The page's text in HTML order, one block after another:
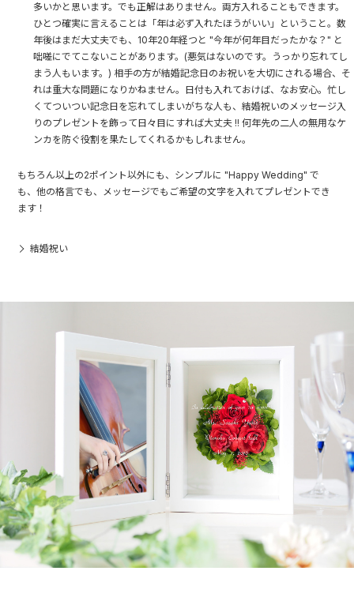
多いかと思います。でも正解はありません。両方入れることもできます。
ひとつ確実に言えることは「年は必ず入れたほうがいい」ということ。数
年後はまだ大丈夫でも、10年20年経つと "今年が何年目だったかな？" と
咄嗟にでてこないことがあります。(悪気はないのです。うっかり忘れてし
まう人もいます。) 相手の方が結婚記念日のお祝いを大切にされる場合、そ
れは重大な問題になりかねません。日付も入れておけば、なお安心。忙し
くてついつい記念日を忘れてしまいがちな人も、結婚祝いのメッセージ入
りのプレゼントを飾って日々目にすれば大丈夫 !! 何年先の二人の無用なケ
ンカを防ぐ役割を果たしてくれるかもしれません。
もちろん以上の2ポイント以外にも、シンプルに "Happy Wedding" で
も、他の格言でも、メッセージでもご希望の文字を入れてプレゼントでき
ます！
結婚祝い